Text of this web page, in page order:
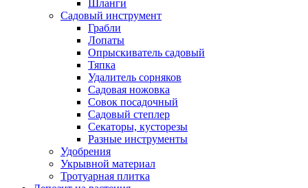
Шланги
Садовый инструмент
Грабли
Лопаты
Опрыскиватель садовый
Тяпка
Удалитель сорняков
Садовая ножовка
Совок посадочный
Садовый степлер
Секаторы, кусторезы
Разные инструменты
Удобрения
Укрывной материал
Тротуарная плитка